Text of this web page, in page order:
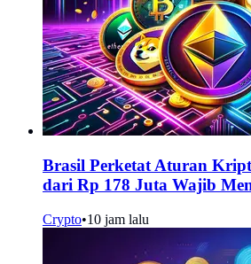
Brasil Perketat Aturan
dari Rp 178 Juta Wajib
Crypto•10 jam lalu